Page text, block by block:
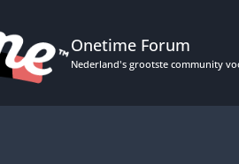
Onetime Forum
Nederland's grootste community